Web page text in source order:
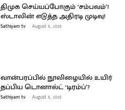
திமுக செய்யப்போகும் ‘சம்பவம்’!
ஸ்டாலின் எடுத்த அதிரடி முடிவு!
Sathiyam tv - August 6, 2026
வான்பரப்பில் நூலிழையில் உயிர்
தப்பிய டொனால்ட் ‘டிரம்ப்’?
Sathiyam tv - August 6, 2026